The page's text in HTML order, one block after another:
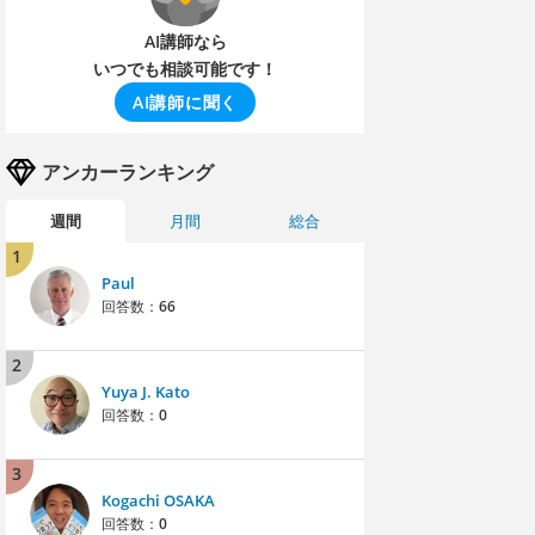
AI講師なら
いつでも相談可能です！
AI講師に聞く
アンカーランキング
週間 月間 総合
1
Paul
回答数： 66
2
Yuya J. Kato
回答数： 0
3
Kogachi OSAKA
回答数： 0